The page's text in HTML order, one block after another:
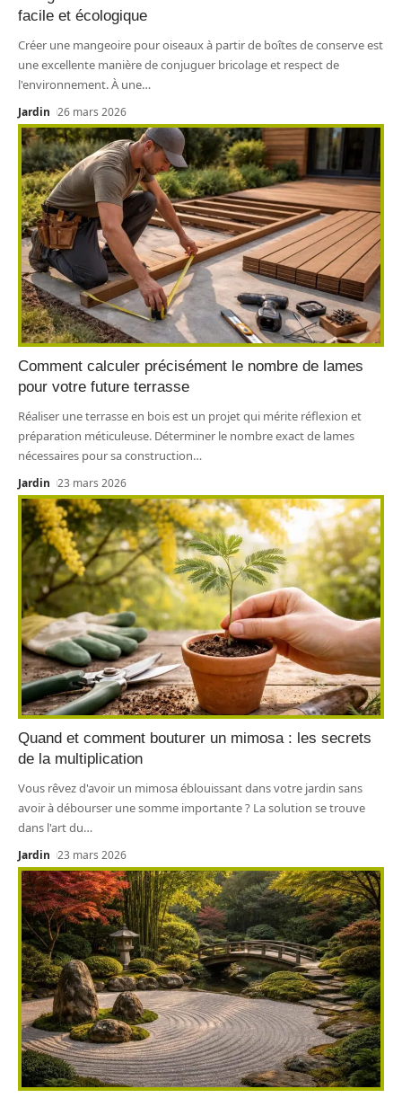
facile et écologique
Créer une mangeoire pour oiseaux à partir de boîtes de conserve est
une excellente manière de conjuguer bricolage et respect de
l'environnement. À une…
Jardin 26 mars 2026
Comment calculer précisément le nombre de lames
pour votre future terrasse
Réaliser une terrasse en bois est un projet qui mérite réflexion et
préparation méticuleuse. Déterminer le nombre exact de lames
nécessaires pour sa construction…
Jardin 23 mars 2026
Quand et comment bouturer un mimosa : les secrets
de la multiplication
Vous rêvez d'avoir un mimosa éblouissant dans votre jardin sans
avoir à débourser une somme importante ? La solution se trouve
dans l'art du…
Jardin 23 mars 2026